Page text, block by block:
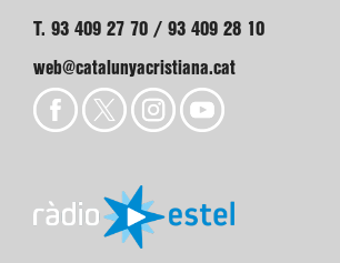
T. 93 409 27 70 / 93 409 28 10
web@catalunyacristiana.cat